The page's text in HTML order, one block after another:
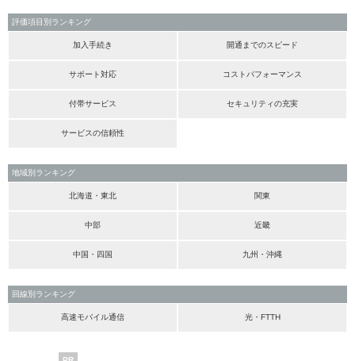
評価項目別ランキング
加入手続き 開通までのスピード
サポート対応 コストパフォーマンス
付帯サービス セキュリティの充実
サービスの信頼性
地域別ランキング
北海道・東北 関東
中部 近畿
中国・四国 九州・沖縄
回線別ランキング
高速モバイル通信 光・FTTH